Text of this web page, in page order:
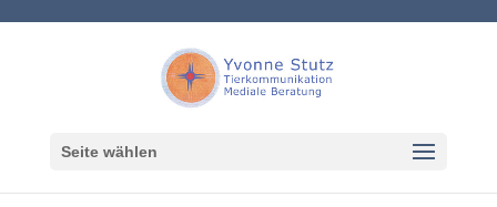
Seite wählen